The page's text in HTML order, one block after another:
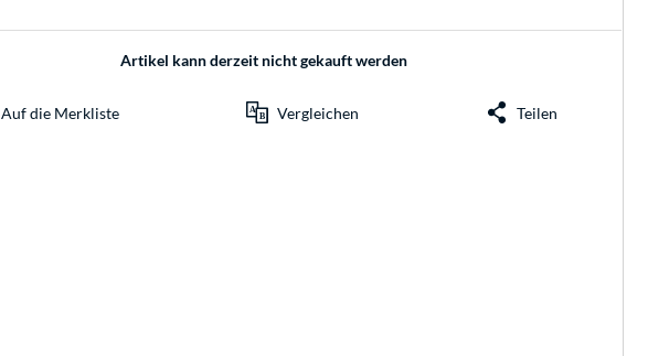
Artikel kann derzeit nicht gekauft werden
Auf die Merkliste Vergleichen Teilen